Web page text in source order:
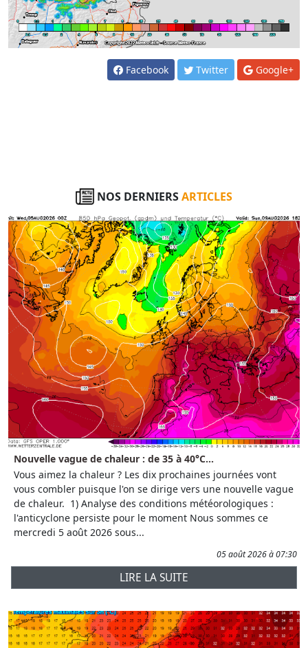
Facebook Twitter Google+
NOS DERNIERSARTICLES
Nouvelle vague de chaleur : de 35 à 40°C...
Vous aimez la chaleur ? Les dix prochaines journées vont
vous combler puisque l'on se dirige vers une nouvelle vague
de chaleur. 1) Analyse des conditions météorologiques :
l'anticyclone persiste pour le moment Nous sommes ce
mercredi 5 août 2026 sous...
05 août 2026 à 07:30
LIRE LA SUITE